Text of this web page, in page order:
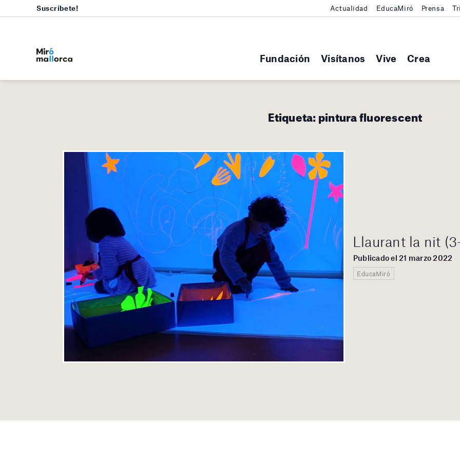
Fundación Visítanos Vive Crea
Suscríbete! Actualidad EducaMiró Prensa
Etiqueta: pintura fluorescent
Llaurant la nit
Publicado el 21 marzo 2022
EducaMiró